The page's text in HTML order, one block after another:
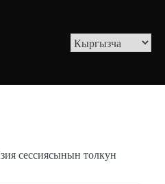
сессиясынын толкун